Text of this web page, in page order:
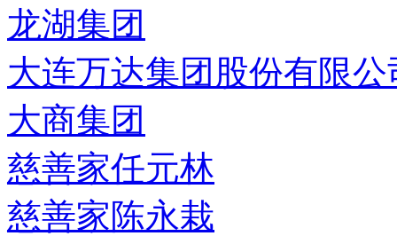
龙湖集团
大连万达集团股份有限公
大商集团
慈善家任元林
慈善家陈永栽